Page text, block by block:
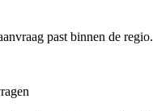
past binnen de regio.